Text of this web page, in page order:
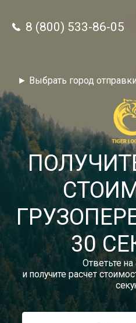
► Выбрать город
8 (800) 533-86-05
30
Ответьте
и получите расчет